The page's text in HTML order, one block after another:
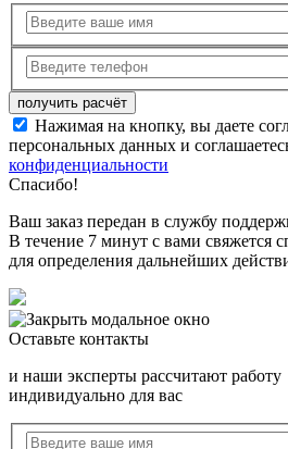
Нажимая на кнопку, вы даете
персональных данных и
конфиденциальности
Спасибо!
Ваш заказ передан в службу
В течение 7 минут с вами свяжется
для определения дальнейших
Оставьте контакты
и наши эксперты рассчитают работу
индивидуально для вас